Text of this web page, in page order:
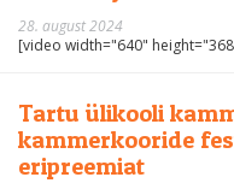
28. august 2024
[video width="640"
Tartu ülikooli
kammerkooride
eripreemiat